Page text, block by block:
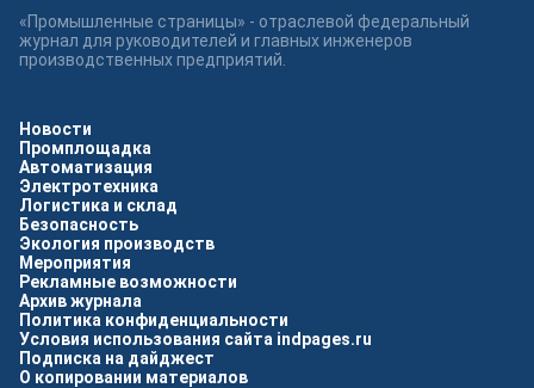
Новости
Промплощадка
Автоматизация
Электротехника
Логистика и склад
Безопасность
Экология производств
Мероприятия
Рекламные возможности
Архив журнала
Политика конфиденциальности
Условия использования сайта indpages.ru
Подписка на дайджест
О копировании материалов
«Промышленные страницы» - отраслевой федеральный
журнал для руководителей и главных инженеров
производственных предприятий.